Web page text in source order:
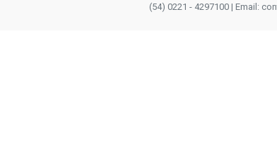
(54) 0221 - 4297100 | Email: